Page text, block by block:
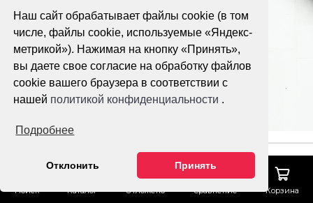
Наш сайт обрабатывает файлы cookie (в том
числе, файлы cookie, используемые «Яндекс-
метрикой»). Нажимая на кнопку «Принять»,
вы даете свое согласие на обработку файлов
cookie вашего браузера в соответствии с
нашей политикой конфиденциальности .
Подробнее
Отклонить Принять
Поиск Каталог Отложено Сравнение Корзина